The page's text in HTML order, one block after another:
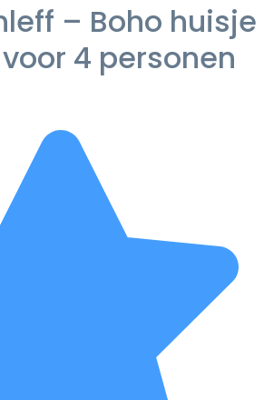
– Boho huisje
4 personen